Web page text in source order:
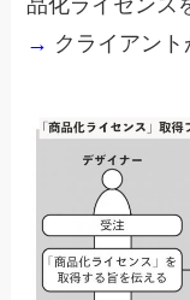
品化ライセンス
→ クライアン